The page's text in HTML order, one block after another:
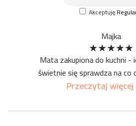
na początku mata może mieć
formy druku - jednak z czasem on
Akceptuję
Majka
★★★★★
Mata zakupiona do kuchni -
świetnie się sprawdza na co
Przeczytaj